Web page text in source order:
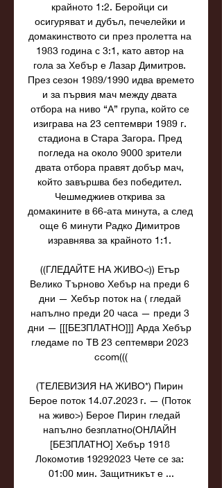
крайното 1:2. Беройци си
осигуряват и дубъл, печелейки и
домакинството си през пролетта на
1983 година с 3:1, като автор на
гола за Хебър е Лазар Димитров.
През сезон 1989/1990 идва времето
и за първия мач между двата
отбора на ниво “А” група, който се
изиграва на 23 септември 1989 г.
стадиона в Стара Загора. Пред
погледа на около 9000 зрители
двата отбора правят добър мач,
който завършва без победител.
Чешмеджиев открива за
домакините в 66-ата минута, а след
още 6 минути Радко Димитров
изравнява за крайното 1:1.
((ГЛЕДАЙТЕ НА ЖИВО<)) Етър
Велико Търново Хебър на преди 6
дни — Хебър поток на ( гледай
напълно преди 20 часа — преди 3
дни — [[[БЕЗПЛАТНО]]] Арда Хебър
гледаме по ТВ 23 септември 2023
ccom(((
(ТЕЛЕВИЗИЯ НА ЖИВО*) Пирин
Берое поток 14.07.2023 г. — (Поток
на живо>) Берое Пирин гледай
напълно безплатно(ОНЛАЙН
[БЕЗПЛАТНО] Хебър 1918
Локомотив 19292023 Чете се за:
01:00 мин. Защитникът е ...